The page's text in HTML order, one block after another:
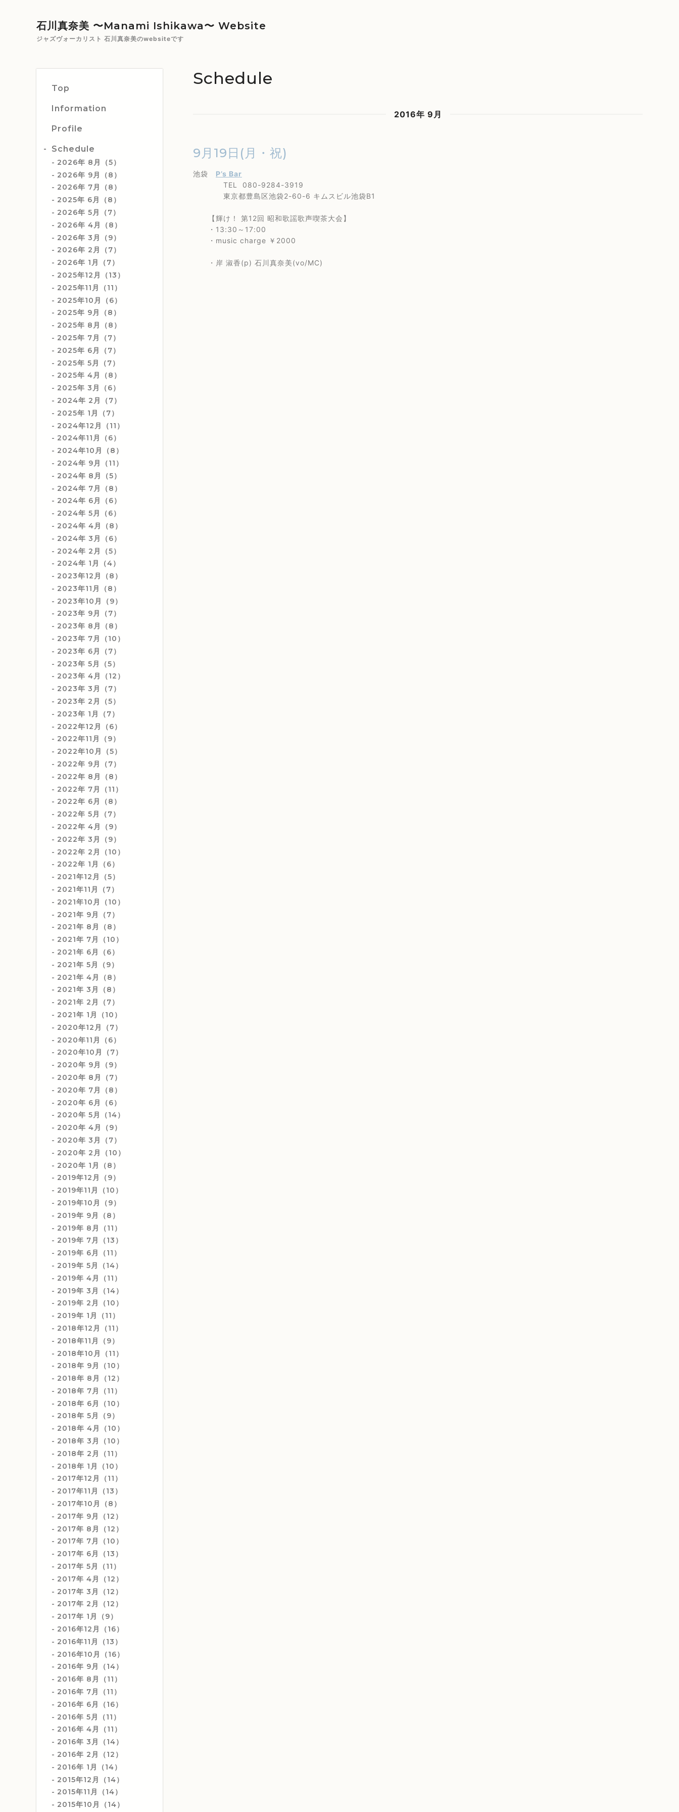
石川真奈美 〜Manami Ishikawa〜 Website
ジャズヴォーカリスト 石川真奈美のwebsiteです
Top
Information
Profile
Schedule
2026年 8月（5）
2026年 9月（8）
2026年 7月（8）
2025年 6月（8）
2026年 5月（7）
2026年 4月（8）
2026年 3月（9）
2026年 2月（7）
2026年 1月（7）
2025年12月（13）
2025年11月（11）
2025年10月（6）
2025年 9月（8）
2025年 8月（8）
2025年 7月（7）
2025年 6月（7）
2025年 5月（7）
2025年 4月（8）
2025年 3月（6）
2024年 2月（7）
2025年 1月（7）
2024年12月（11）
2024年11月（6）
2024年10月（8）
2024年 9月（11）
2024年 8月（5）
2024年 7月（8）
2024年 6月（6）
2024年 5月（6）
2024年 4月（8）
2024年 3月（6）
2024年 2月（5）
2024年 1月（4）
2023年12月（8）
2023年11月（8）
2023年10月（9）
2023年 9月（7）
2023年 8月（8）
2023年 7月（10）
2023年 6月（7）
2023年 5月（5）
2023年 4月（12）
2023年 3月（7）
2023年 2月（5）
2023年 1月（7）
2022年12月（6）
2022年11月（9）
2022年10月（5）
2022年 9月（7）
2022年 8月（8）
2022年 7月（11）
2022年 6月（8）
2022年 5月（7）
2022年 4月（9）
2022年 3月（9）
2022年 2月（10）
2022年 1月（6）
2021年12月（5）
2021年11月（7）
2021年10月（10）
2021年 9月（7）
2021年 8月（8）
2021年 7月（10）
2021年 6月（6）
2021年 5月（9）
2021年 4月（8）
2021年 3月（8）
2021年 2月（7）
2021年 1月（10）
2020年12月（7）
2020年11月（6）
2020年10月（7）
2020年 9月（9）
2020年 8月（7）
2020年 7月（8）
2020年 6月（6）
2020年 5月（14）
2020年 4月（9）
2020年 3月（7）
2020年 2月（10）
2020年 1月（8）
2019年12月（9）
2019年11月（10）
2019年10月（9）
2019年 9月（8）
2019年 8月（11）
2019年 7月（13）
2019年 6月（11）
2019年 5月（14）
2019年 4月（11）
2019年 3月（14）
2019年 2月（10）
2019年 1月（11）
2018年12月（11）
2018年11月（9）
2018年10月（11）
2018年 9月（10）
2018年 8月（12）
2018年 7月（11）
2018年 6月（10）
2018年 5月（9）
2018年 4月（10）
2018年 3月（10）
2018年 2月（11）
2018年 1月（10）
2017年12月（11）
2017年11月（13）
2017年10月（8）
2017年 9月（12）
2017年 8月（12）
2017年 7月（10）
2017年 6月（13）
2017年 5月（11）
2017年 4月（12）
2017年 3月（12）
2017年 2月（12）
2017年 1月（9）
2016年12月（16）
2016年11月（13）
2016年10月（16）
2016年 9月（14）
2016年 8月（11）
2016年 7月（11）
2016年 6月（16）
2016年 5月（11）
2016年 4月（11）
2016年 3月（14）
2016年 2月（12）
2016年 1月（14）
2015年12月（14）
2015年11月（14）
2015年10月（14）
Schedule
2016年 9月
9月19日(月・祝)
池袋 P’s Bar
TEL 080-9284-3919
東京都豊島区池袋2-60-6 キムスビル池袋B1
【輝け！ 第12回 昭和歌謡歌声喫茶大会】
・13:30～17:00
・music charge ￥2000
・岸 淑香(p) 石川真奈美(vo/MC)